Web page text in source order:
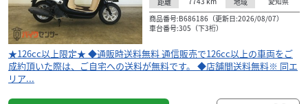
商品番号:B686186（更新日:2026/08/07）
車台番号:305（下3桁）
★126cc以上限定★ ◆通販時送料無料 通信販売で126cc以上の車両をご
成約頂いた際は、ご自宅への送料が無料です。 ◆店舗間送料無料※ 同エ
リア...